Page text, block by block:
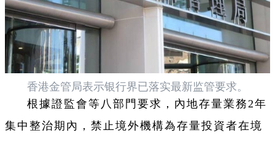
香港金管局表示银行界已落实最新监管要求。
根據證監會等八部門要求，內地存量業務2年
集中整治期內，禁止境外機構為存量投資者在境